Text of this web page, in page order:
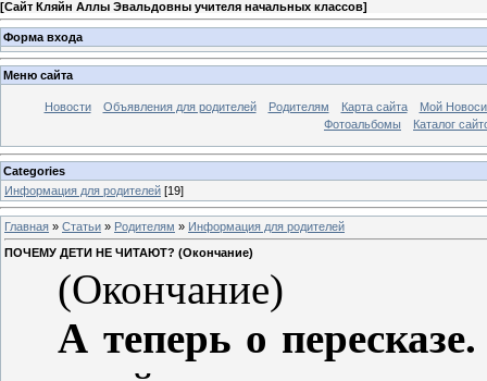
[Сайт Кляйн Аллы Эвальдовны учителя начальных классов]
Форма входа
Меню сайта
Новости Объявления для родителей Родителям Карта сайта
Мой
Фотоальбомы
Каталог
Categories
Информация для родителей [19]
Главная » Статьи » Родителям » Информация для родителей
ПОЧЕМУ ДЕТИ НЕ ЧИТАЮТ? (Окончание)
(Окончание)
А теперь о пересказе.